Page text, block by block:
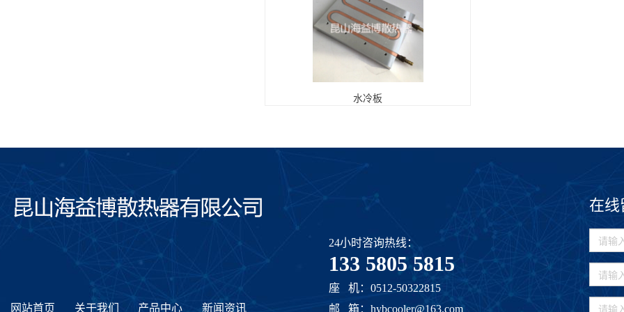
水冷板
网站首页 关于我们 产品中心 新闻资讯
24小时咨询热线：
133 5805 5815
座 机：0512-50322815
邮 箱：hybcooler@163.com
在线